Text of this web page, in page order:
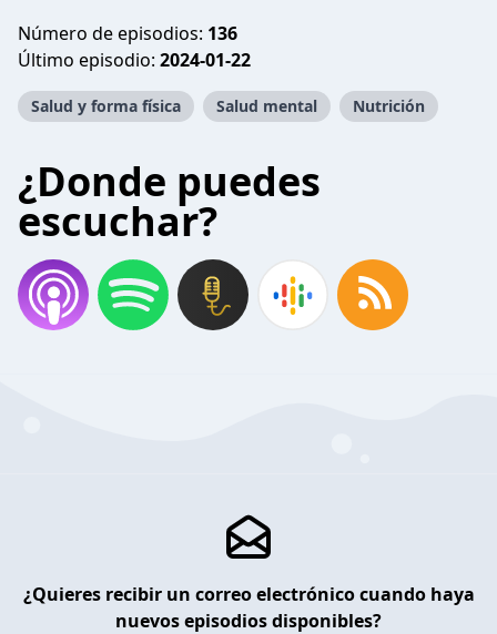
Número de episodios: 136
Último episodio: 2024-01-22
Salud y forma física Salud mental Nutrición
¿Donde puedes
escuchar?
¿Quieres recibir un correo electrónico cuando haya
nuevos episodios disponibles?